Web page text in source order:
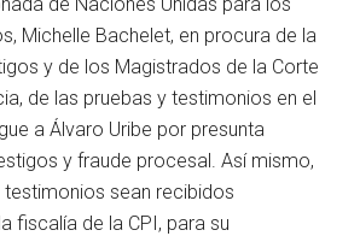
Michelle Bachelet, en procura de la
y de los Magistrados de la Corte
de las pruebas y testimonios en el
a Álvaro Uribe por presunta
y fraude procesal. Así mismo,
sean recibidos
fiscalía de la CPI, para su